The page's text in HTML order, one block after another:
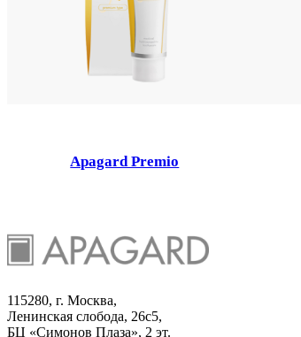
Apagard Premio
115280, г. Москва,
Ленинская слобода, 26с5,
БЦ «Симонов Плаза», 2 эт.